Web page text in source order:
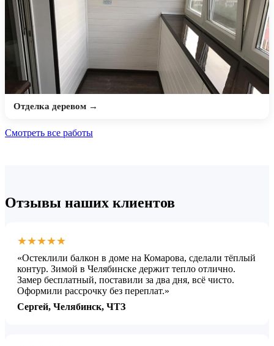
Отделка деревом →
Смотреть все работы
Отзывы наших клиентов
★★★★★
«Остеклили балкон в доме на Комарова, сделали тёплый
контур. Зимой в Челябинске держит тепло отлично.
Замер бесплатный, поставили за два дня, всё чисто.
Оформили рассрочку без переплат.»
Сергей, Челябинск, ЧТЗ